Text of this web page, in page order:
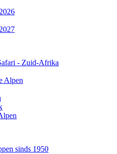
- Zuid-Afrika
Alpen
sinds 1950